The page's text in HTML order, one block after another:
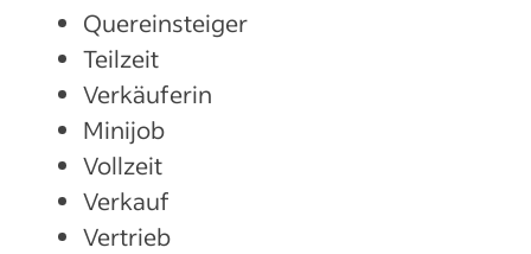
Quereinsteiger
Teilzeit
Verkäuferin
Minijob
Vollzeit
Verkauf
Vertrieb